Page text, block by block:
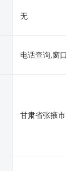
无
电话查询,窗
甘肃省张掖